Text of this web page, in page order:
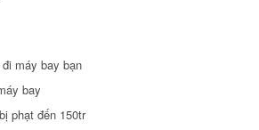
máy bay bạn
bay
phạt đến 150tr